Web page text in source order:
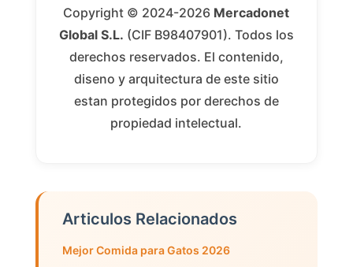
Copyright © 2024-2026 Mercadonet
Global S.L. (CIF B98407901). Todos los
derechos reservados. El contenido,
diseno y arquitectura de este sitio
estan protegidos por derechos de
propiedad intelectual.
Articulos Relacionados
Mejor Comida para Gatos 2026